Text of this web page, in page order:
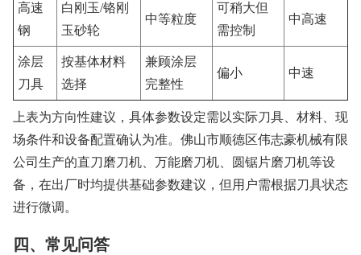
高速
钢
白刚玉/铬刚
玉砂轮
中等粒度
可稍大但
需控制
中高速
涂层
刀具
按基体材料
选择
兼顾涂层
完整性
偏小 中速
上表为方向性建议，具体参数设定需以实际刀具、材料、现
场条件和设备配置确认为准。佛山市顺德区伟志豪机械有限
公司生产的直刀磨刀机、万能磨刀机、圆锯片磨刀机等设
备，在出厂时均提供基础参数建议，但用户需根据刀具状态
进行微调。
四、常见问答